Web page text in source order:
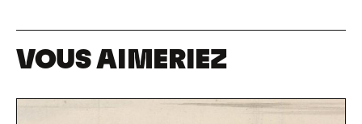
VOUS AIMERIEZ